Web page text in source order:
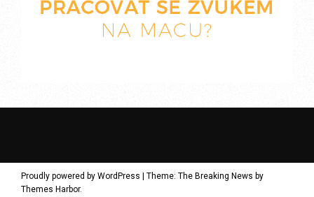
Proudly powered by WordPress | Theme: The Breaking News by
Themes Harbor.